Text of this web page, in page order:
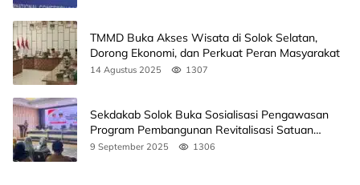
TMMD Buka Akses Wisata di Solok Selatan,
Dorong Ekonomi, dan Perkuat Peran Masyarakat
14 Agustus 2025 1307
Sekdakab Solok Buka Sosialisasi Pengawasan
Program Pembangunan Revitalisasi Satuan
Pendidikan
9 September 2025 1306